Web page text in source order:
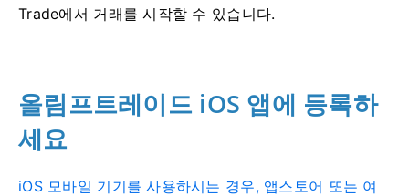
Trade에서 거래를 시작할 수 있습니다.
올림프트레이드 iOS 앱에 등록하
세요
iOS 모바일 기기를 사용하시는 경우, 앱스토어 또는 여